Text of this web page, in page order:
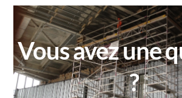
Vous avez une
?